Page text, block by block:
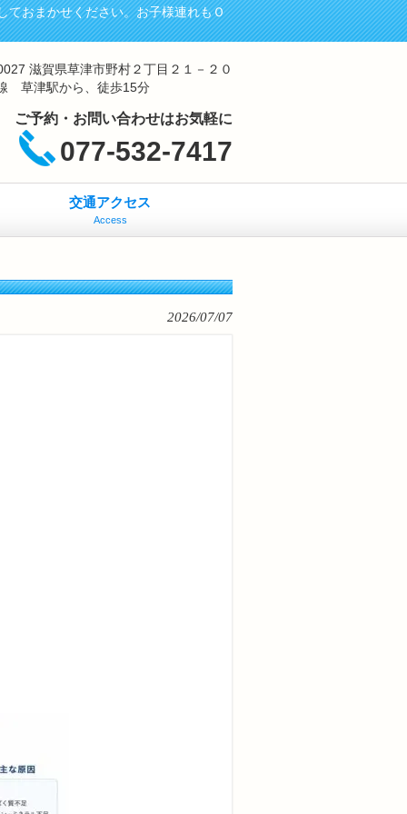
ておまかせください。お子様連れもＯ
滋賀県草津市野村２丁目２１－２０
草津駅から、徒歩15分
ご予約・お問い合わせはお気軽に
077-532-7417
交通アクセス
Access
2026/07/07